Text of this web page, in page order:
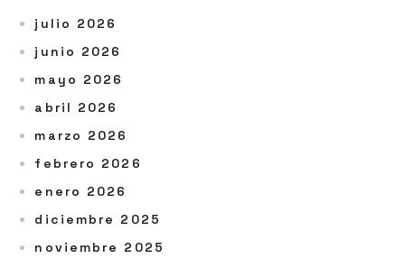
julio 2026
junio 2026
mayo 2026
abril 2026
marzo 2026
febrero 2026
enero 2026
diciembre 2025
noviembre 2025